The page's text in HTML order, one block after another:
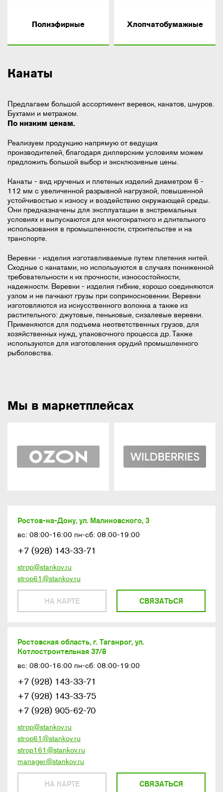
Полиэфирные Хлопчатобумажные
Канаты
Предлагаем большой ассортимент веревок, канатов, шнуров.
Бухтами и метражом.
По низким ценам.
Реализуем продукцию напрямую от ведущих
производителей, благодаря диллерским условиям можем
предложить большой выбор и эксклюзивные цены.
Канаты - вид крученых и плетеных изделий диаметром 6 -
112 мм с увеличенной разрывной нагрузкой, повышенной
устойчивостью к износу и воздействию окружающей среды.
Они предназначены для эксплуатации в экстремальных
условиях и выпускаются для многократного и длительного
использования в промышленности, строительстве и на
транспорте.
Веревки - изделия изготавливаемые путем плетения нитей.
Сходные с канатами, но используются в случаях пониженной
требовательности к их прочности, износостойкости,
надежности. Веревки - изделия гибкие, хорошо соединяются
узлом и не пачкают грузы при соприкосновении. Веревки
изготовляются из искусственного волокна а также из
растительного: джутовые, пеньковые, сизалевые веревки.
Применяются для подъема неответственных грузов, для
хозяйственных нужд, упаковочного процесса др. Также
используются для изготовления орудий промышленного
рыболовства.
Мы в маркетплейсах
Ростов-на-Дону, ул. Малиновского, 3
вс: 08:00-16:00 пн-сб: 08:00-19:00
НА КАРТЕ
+7 (928) 143-33-71
strop@stankov.ru
strop61@stankov.ru
СВЯЗАТЬСЯ
Ростовская область, г. Таганрог, ул.
Котлостроительная 37/8
вс: 08:00-16:00 пн-сб: 08:00-19:00
НА КАРТЕ
+7 (928) 143-33-71
+7 (928) 143-33-75
+7 (928) 905-62-70
strop@stankov.ru
strop61@stankov.ru
strop161@stankov.ru
manager@stankov.ru
СВЯЗАТЬСЯ